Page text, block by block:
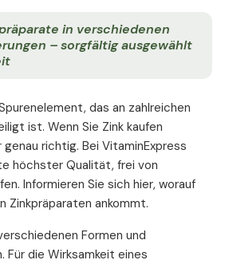
in verschiedenen
– sorgfältig ausgewählt
das an zahlreichen
ist. Wenn Sie Zink kaufen
richtig. Bei VitaminExpress
höchster Qualität, frei von
Informieren Sie sich hier, worauf
Zinkpräparaten ankommt.
Formen und
Für die Wirksamkeit eines